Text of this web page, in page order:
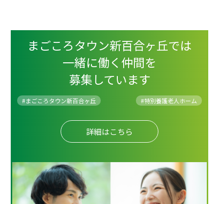
まごころタウン新百合ヶ丘では
一緒に働く仲間を
募集しています
#まごころタウン新百合ヶ丘 #特別養護老人ホーム
詳細はこちら